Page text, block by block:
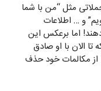
مثل “من با شما
و … اطلاعات
اما برعکس این
الان با او صادق
از مکالمات خود حذف